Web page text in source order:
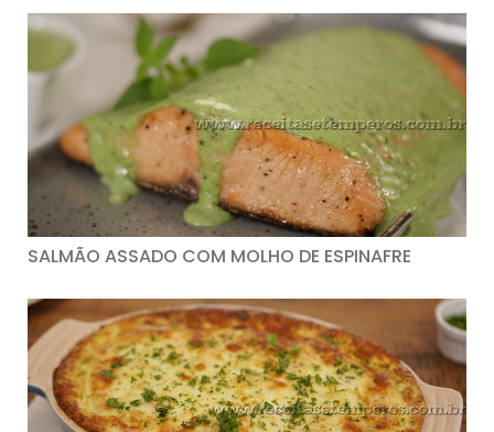
SALMÃO ASSADO COM MOLHO DE ESPINAFRE